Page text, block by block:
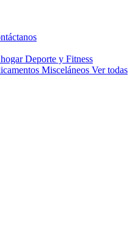
Deporte y Fitness
Misceláneos Ver todas